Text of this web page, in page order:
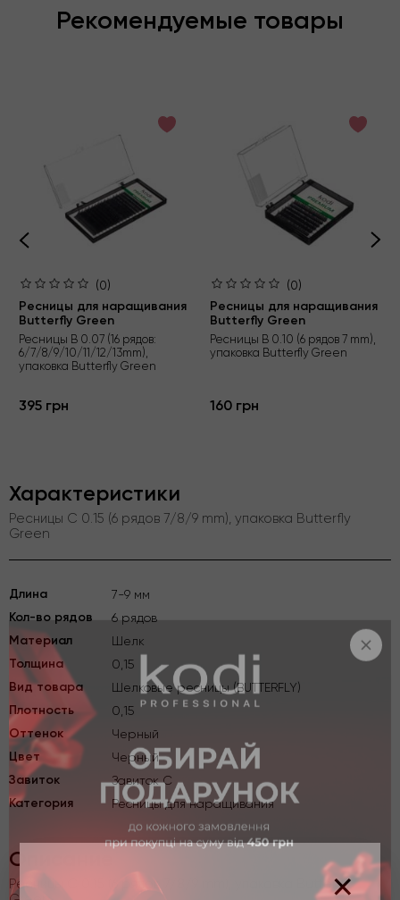
×
Рекомендуемые товары
(0)
Ресницы для наращивания
Butterfly Green
Ресницы B 0.07 (16 рядов:
6/7/8/9/10/11/12/13mm),
упаковка Butterfly Green
395 грн
(0)
Ресницы для наращивания
Butterfly Green
Ресницы B 0.10 (6 рядов 7 mm),
упаковка Butterfly Green
160 грн
Характеристики
Ресницы C 0.15 (6 рядов 7/8/9 mm), упаковка Butterfly
Green
Длина 7-9 мм
Кол-во рядов 6 рядов
Материал Шелк
Толщина 0,15
Вид товара Шелковые ресницы (BUTTERFLY)
Плотность 0,15
Оттенок Черный
Цвет Черный
Завиток Завиток C
Категория Ресницы для наращивания
Описание
Ресницы C 0.15 (6 рядов 7/8/9 mm), упаковка Butterfly